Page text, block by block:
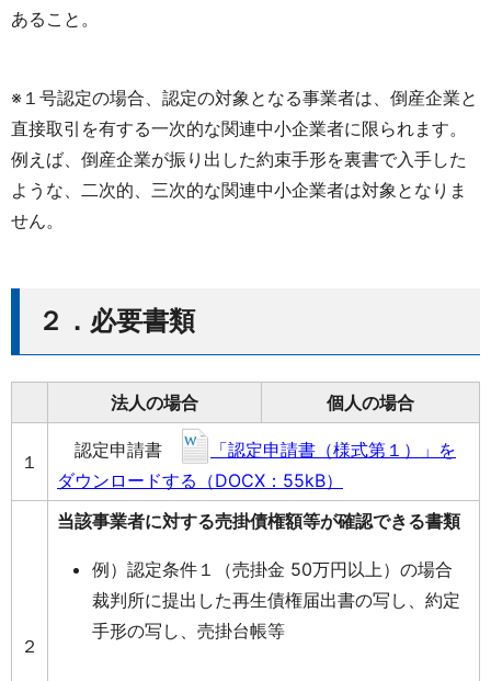
あること。
※１号認定の場合、認定の対象となる事業者は、倒産企業と
直接取引を有する一次的な関連中小企業者に限られます。
例えば、倒産企業が振り出した約束手形を裏書で入手した
ような、二次的、三次的な関連中小企業者は対象となりま
せん。
２．必要書類
法人の場合 個人の場合
１
認定申請書
「認定申請書（様式第１）」を
ダウンロードする（DOCX：55kB）
２
当該事業者に対する売掛債権額等が確認できる書類
例）認定条件１（売掛金 50万円以上）の場合
裁判所に提出した再生債権届出書の写し、約定
手形の写し、売掛台帳等